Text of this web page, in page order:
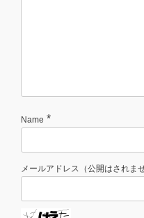
Name *
メールアドレス（公開はされま